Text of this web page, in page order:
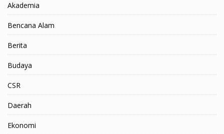
Akademia
Bencana Alam
Berita
Budaya
CSR
Daerah
Ekonomi